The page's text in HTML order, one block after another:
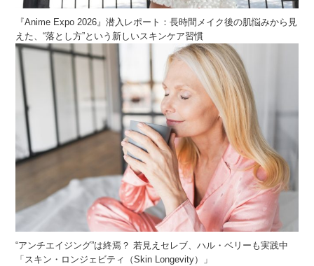
『Anime Expo 2026』潜入レポート：長時間メイク後の肌悩みから見
えた、“落とし方”という新しいスキンケア習慣
“アンチエイジング”は終焉？ 若見えセレブ、ハル・ベリーも実践中
「スキン・ロンジェビティ（Skin Longevity）」